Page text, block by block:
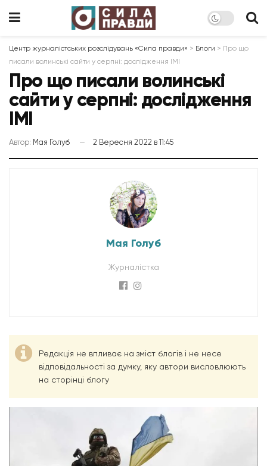
Центр журналістських розслідувань «Сила правди» > Блоги > Про що
писали волинські сайти у серпні: дослідження ІМІ
Про що писали волинські
сайти у серпні: дослідження
ІМІ
Автор: Мая Голуб 2 Вересня 2022 в 11:45
Мая Голуб
Журналістка
Редакція не впливає на зміст блогів і не несе
відповідальності за думку, яку автори висловлюють
на сторінці блогу